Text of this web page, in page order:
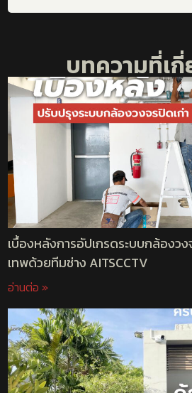
บทความที่เ
เบื้องหลังการอัปเกรดระบบกล้องว
เทพด้วยทีมช่าง AITSCCTV
อ่านต่อ »